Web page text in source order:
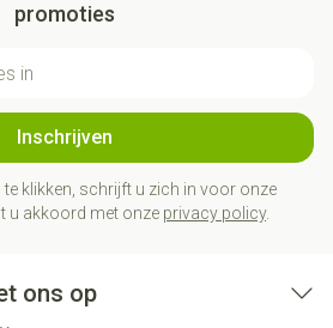
promoties
Inschrijven
klikken, schrijft u zich in voor onze
u akkoord met onze privacy policy.
ons op